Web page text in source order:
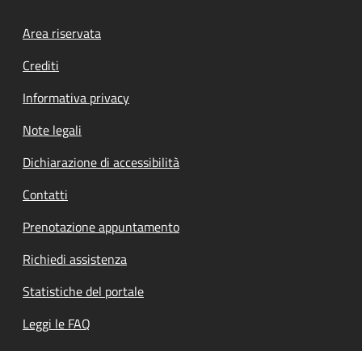
Footer menu
Area riservata
Crediti
Informativa privacy
Note legali
Dichiarazione di accessibilità
Contatti
Prenotazione appuntamento
Richiedi assistenza
Statistiche del portale
Leggi le FAQ